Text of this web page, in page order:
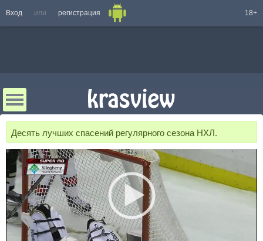
Вход или регистрация 18+
Десять лучших спасений регулярного сезона НХЛ.